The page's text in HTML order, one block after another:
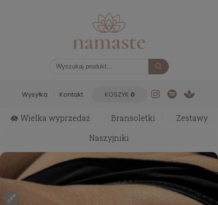
Wysyłka Kontakt KOSZYK 0
🪷 Wielka wyprzedaż Bransoletki
Zestawy
Naszyjniki
new